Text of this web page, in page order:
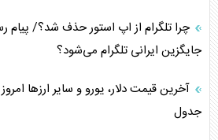
چرا تلگرام از اپ استور حذف شد؟/ پیام
جایگزین ایرانی تلگرام می‌شود؟
جدول